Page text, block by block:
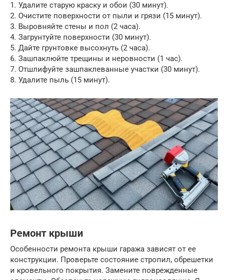
1. Удалите старую краску и обои (30 минут).
2. Очистите поверхности от пыли и грязи (15 минут).
3. Выровняйте стены и пол (2 часа).
4. Загрунтуйте поверхности (30 минут).
5. Дайте грунтовке высохнуть (2 часа).
6. Зашпаклюйте трещины и неровности (1 час).
7. Отшлифуйте зашпаклеванные участки (30 минут).
8. Удалите пыль (15 минут).
Ремонт крыши
Особенности ремонта крыши гаража зависят от ее
конструкции. Проверьте состояние стропил, обрешетки
и кровельного покрытия. Замените поврежденные